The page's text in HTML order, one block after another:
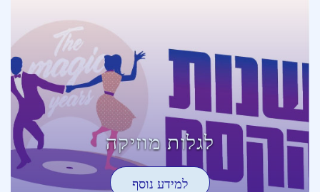
לגלות מוזיקה
למידע נוסף